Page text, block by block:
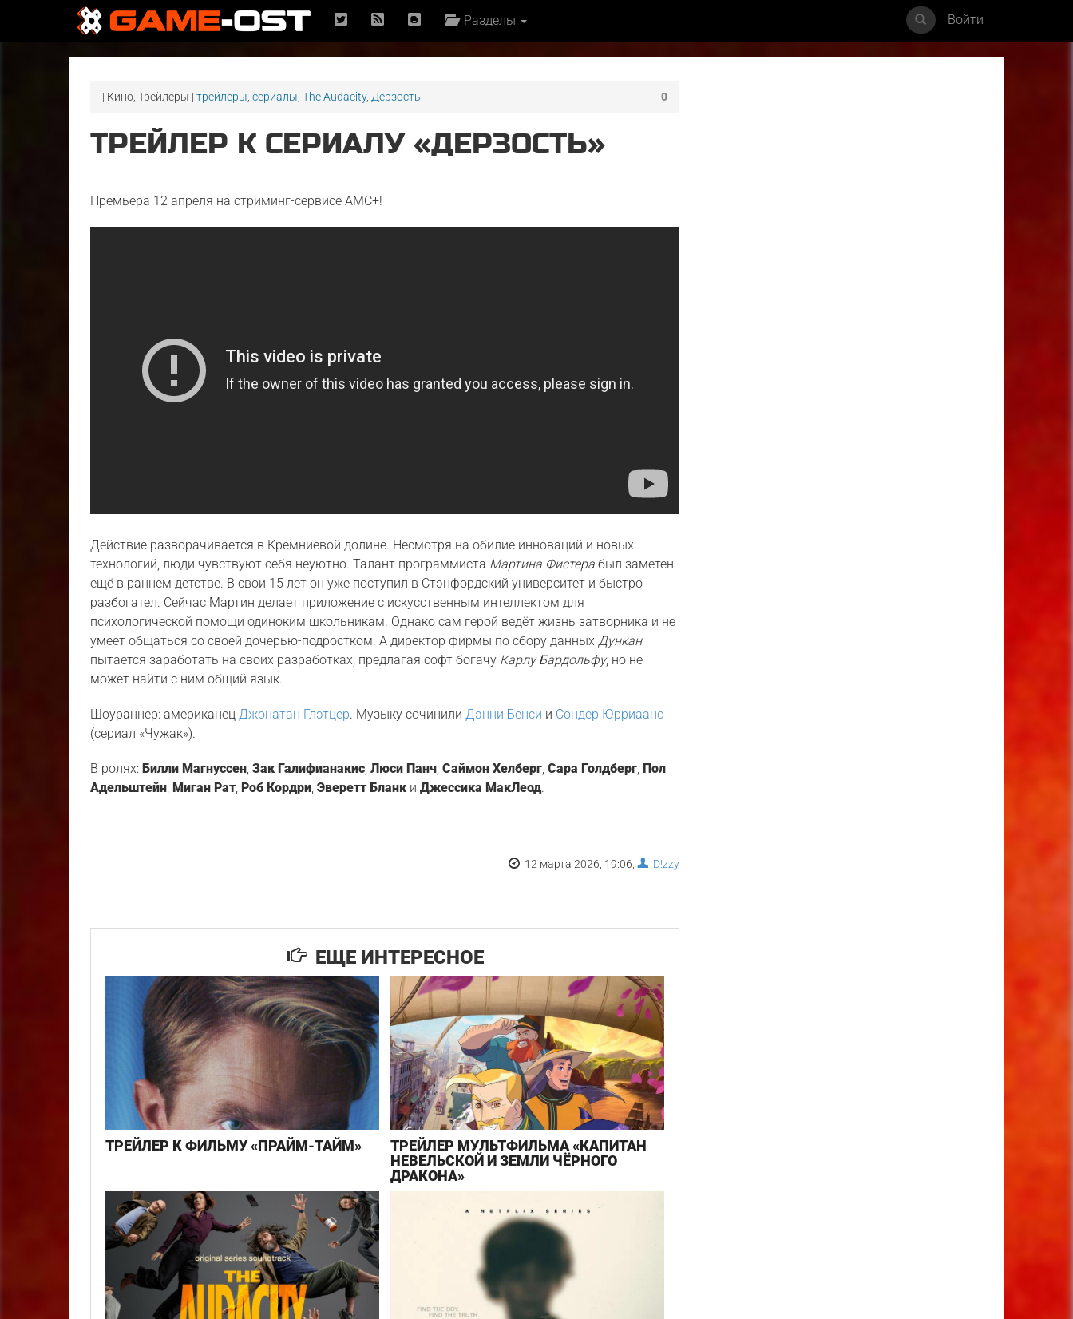
Разделы Войти
0
| Кино, Трейлеры |трейлеры ,сериалы ,The Audacity, Дерзость
ТРЕЙЛЕР К СЕРИАЛУ «ДЕРЗОСТЬ»
Премьера 12 апреля на стриминг-сервисе AMC+!
Действие разворачивается в Кремниевой долине. Несмотря на обилие инноваций и новых
технологий, люди чувствуют себя неуютно. Талант программиста Мартина Фистера был заметен
ещё в раннем детстве. В свои 15 лет он уже поступил в Стэнфордский университет и быстро
разбогател. Сейчас Мартин делает приложение с искусственным интеллектом для
психологической помощи одиноким школьникам. Однако сам герой ведёт жизнь затворника и не
умеет общаться со своей дочерью-подростком. А директор фирмы по сбору данныхДункан
пытается заработать на своих разработках, предлагая софт богачу Карлу Бардольфу, но не
может найти с ним общий язык.
Шоураннер: американецДжонатан Глэтцер. Музыку сочинилиДэнни Бенси и Сондер Юрриаанс
(сериал «Чужак»).
В ролях:Билли Магнуссен,Зак Галифианакис,Люси Панч,Саймон Хелберг,Сара Голдберг,Пол
Адельштейн,Миган Рат,Роб Кордри,Эверетт Бланк иДжессика МакЛеод.
12 марта 2026, 19:06, D!zzy
ЕЩЕ ИНТЕРЕСНОЕ
ТРЕЙЛЕР К ФИЛЬМУ «ПРАЙМ-ТАЙМ»
ТРЕЙЛЕР МУЛЬТФИЛЬМА «КАПИТАН
НЕВЕЛЬСКОЙ И ЗЕМЛИ ЧЁРНОГО
ДРАКОНА»